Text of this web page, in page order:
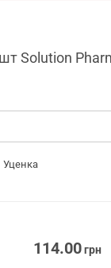
Solution
Уценка
114.00грн